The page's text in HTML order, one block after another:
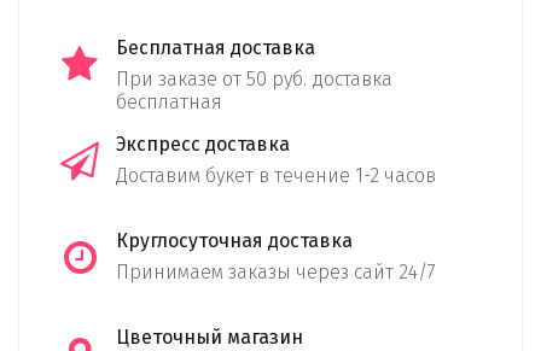
Бесплатная доставка
При заказе от 50 руб. доставка
бесплатная
Экспресс доставка
Доставим букет в течение 1-2 часов
Круглосуточная доставка
Принимаем заказы через сайт 24/7
Цветочный магазин